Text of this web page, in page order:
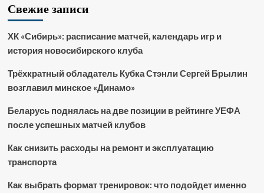
Свежие записи
ХК «Сибирь»: расписание матчей, календарь игр и
история новосибирского клуба
Трёхкратный обладатель Кубка Стэнли Сергей Брылин
возглавил минское «Динамо»
Беларусь поднялась на две позиции в рейтинге УЕФА
после успешных матчей клубов
Как снизить расходы на ремонт и эксплуатацию
транспорта
Как выбрать формат тренировок: что подойдет именно